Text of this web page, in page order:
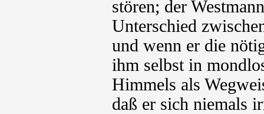
stören; der
Unterschied
und wenn er die
ihm selbst in
Himmels als
daß er sich niemals